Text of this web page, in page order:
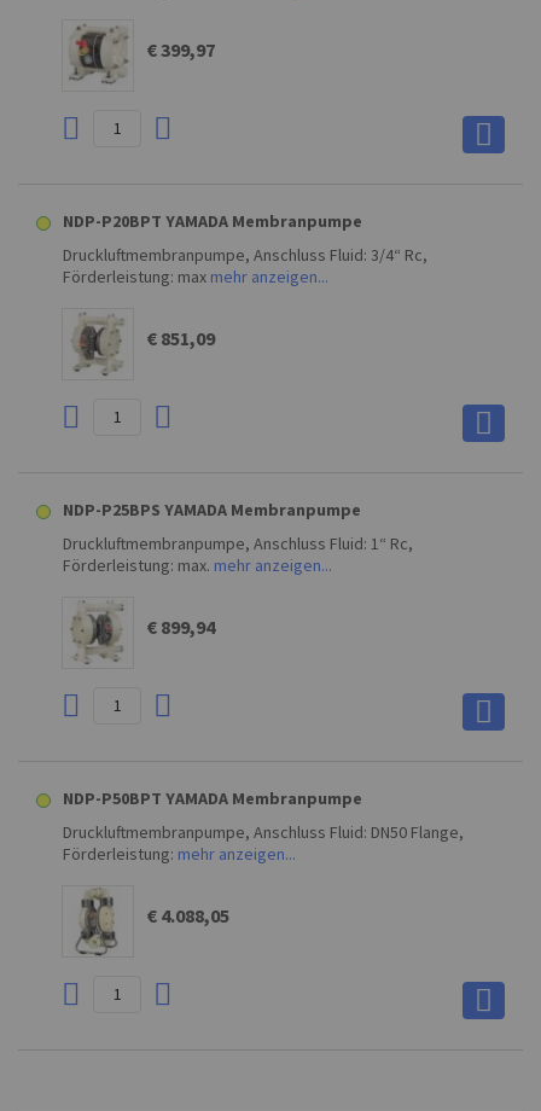
€ 399,97
NDP-P20BPT YAMADA Membranpumpe
Druckluftmembranpumpe, Anschluss Fluid: 3/4“ Rc,
Förderleistung: max mehr anzeigen...
€ 851,09
NDP-P25BPS YAMADA Membranpumpe
Druckluftmembranpumpe, Anschluss Fluid: 1“ Rc,
Förderleistung: max. mehr anzeigen...
€ 899,94
NDP-P50BPT YAMADA Membranpumpe
Druckluftmembranpumpe, Anschluss Fluid: DN50 Flange,
Förderleistung: mehr anzeigen...
€ 4.088,05